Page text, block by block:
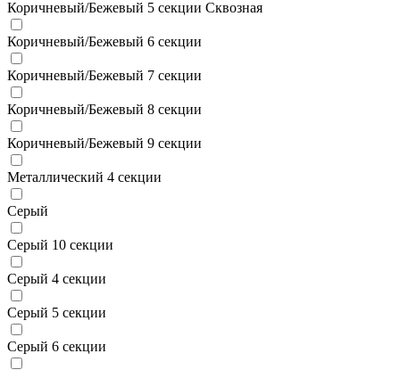
Коричневый/Бежевый 5 секции Сквозная
Коричневый/Бежевый 6 секции
Коричневый/Бежевый 7 секции
Коричневый/Бежевый 8 секции
Коричневый/Бежевый 9 секции
Металлический 4 секции
Серый
Серый 10 секции
Серый 4 секции
Серый 5 секции
Серый 6 секции